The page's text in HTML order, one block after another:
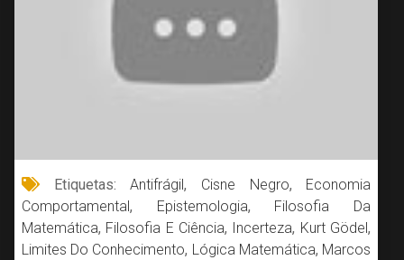
Etiquetas:Antifrágil, Cisne Negro, Economia
Comportamental, Epistemologia, Filosofia Da
Matemática, Filosofia E Ciência, Incerteza, Kurt Gödel,
Limites Do Conhecimento, Lógica Matemática, Marcos